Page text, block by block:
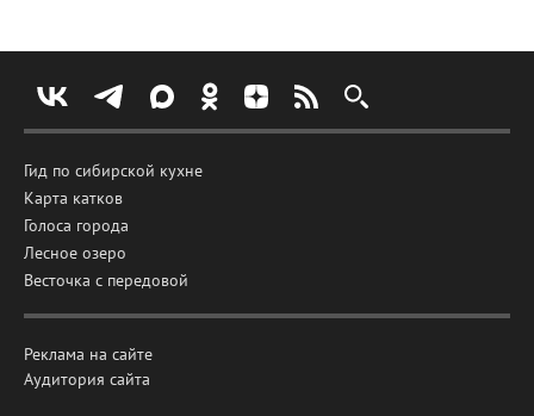
Гид по сибирской кухне
Карта катков
Голоса города
Лесное озеро
Весточка с передовой
Реклама на сайте
Аудитория сайта